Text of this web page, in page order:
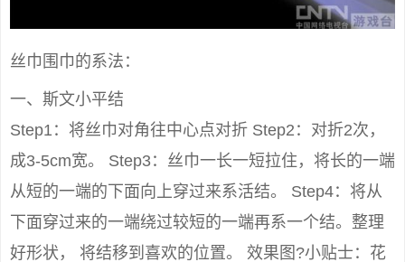
丝巾围巾的系法：
一、斯文小平结
Step1：将丝巾对角往中心点对折 Step2：对折2次，
成3-5cm宽。 Step3：丝巾一长一短拉住，将长的一端
从短的一端的下面向上穿过来系活结。 Step4：将从
下面穿过来的一端绕过较短的一端再系一个结。整理
好形状， 将结移到喜欢的位置。 效果图?小贴士：花